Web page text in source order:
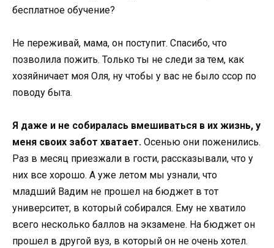
бесплатное обучение?
Не переживай, мама, он поступит. Спасибо, что
позволила пожить. Только ты не следи за тем, как
хозяйничает моя Оля, ну чтобы у вас не было ссор по
поводу быта.
Я даже и не собиралась вмешиваться в их жизнь, у
меня своих забот хватает. Осенью они поженились.
Раз в месяц приезжали в гости, рассказывали, что у
них все хорошо. А уже летом мы узнали, что
младший Вадим не прошел на бюджет в тот
университет, в который собирался. Ему не хватило
всего несколько баллов на экзамене. На бюджет он
прошел в другой вуз, в который он не очень хотел.